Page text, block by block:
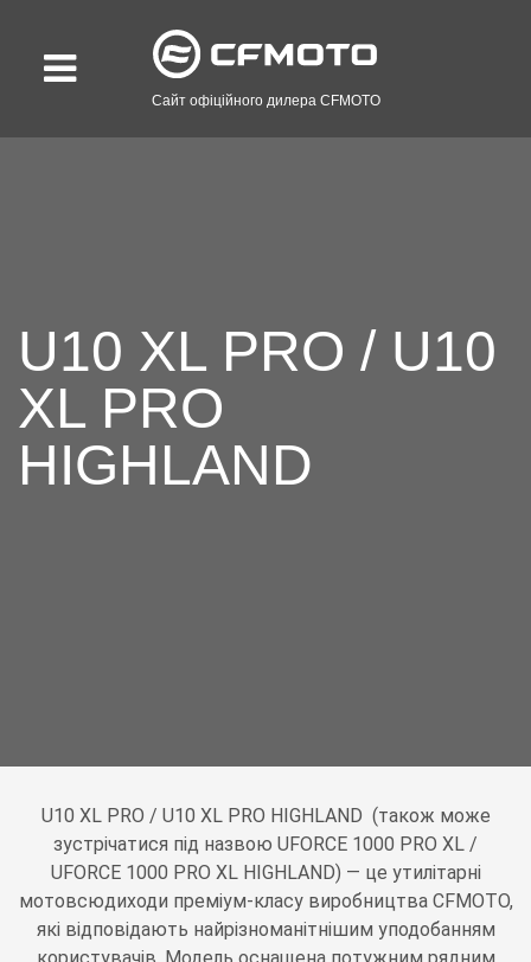
Сайт офіційного дилера CFMOTO
U10 XL PRO / U10
XL PRO
HIGHLAND
U10 XL PRO / U10 XL PRO HIGHLAND (також може
зустрічатися під назвою UFORCE 1000 PRO XL /
UFORCE 1000 PRO XL HIGHLAND) — це утилітарні
мотовсюдиходи преміум-класу виробництва CFMOTO,
які відповідають найрізноманітнішим уподобанням